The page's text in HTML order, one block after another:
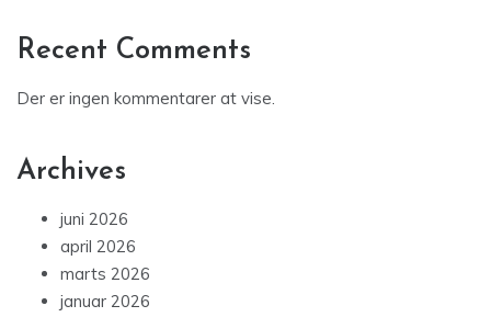
Recent Comments
Der er ingen kommentarer at vise.
Archives
juni 2026
april 2026
marts 2026
januar 2026